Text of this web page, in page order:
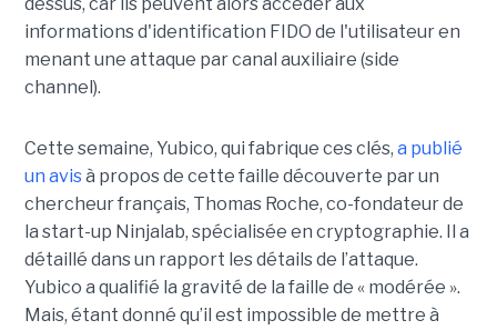
dessus, car ils peuvent alors accéder aux
informations d'identification FIDO de l'utilisateur en
menant une attaque par canal auxiliaire (side
channel).
Cette semaine, Yubico, qui fabrique ces clés, a publié
un avisà propos de cette faille découverte par un
chercheur français, Thomas Roche, co-fondateur de
la start-up Ninjalab, spécialisée en cryptographie. Il a
détaillé dans un rapport les détails de l’attaque.
Yubico a qualifié la gravité de la faille de « modérée ».
Mais, étant donné qu’il est impossible de mettre à